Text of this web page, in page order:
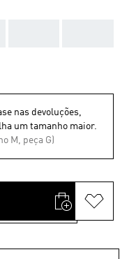
nas devoluções,
um tamanho maior.
M, peça G)